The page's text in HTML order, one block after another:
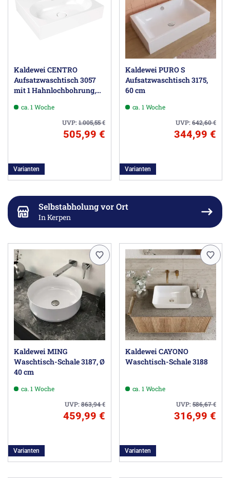
Kaldewei CENTRO
Aufsatzwaschtisch 3057
mit 1 Hahnlochbohrung,
ca. 1 Woche
UVP:1.005,55€
505,99 €
Varianten
Kaldewei PURO S
Aufsatzwaschtisch 3175,
60 cm
ca. 1 Woche
UVP:642,60€
344,99 €
Varianten
Selbstabholung vor Ort
In Kerpen
Kaldewei MING
Waschtisch-Schale 3187, Ø
40 cm
ca. 1 Woche
UVP:863,94€
459,99 €
Varianten
Kaldewei CAYONO
Waschtisch-Schale 3188
ca. 1 Woche
UVP:586,67€
316,99 €
Varianten